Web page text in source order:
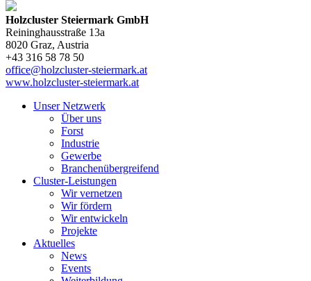
Holzcluster Steiermark GmbH
Reininghausstraße 13a
8020 Graz, Austria
+43 316 58 78 50
office@holzcluster-steiermark.at
www.holzcluster-steiermark.at
Unser Netzwerk
Über uns
Forst
Industrie
Gewerbe
Branchenübergreifend
Cluster-Leistungen
Wir vernetzen
Wir fördern
Wir entwickeln
Projekte
Aktuelles
News
Events